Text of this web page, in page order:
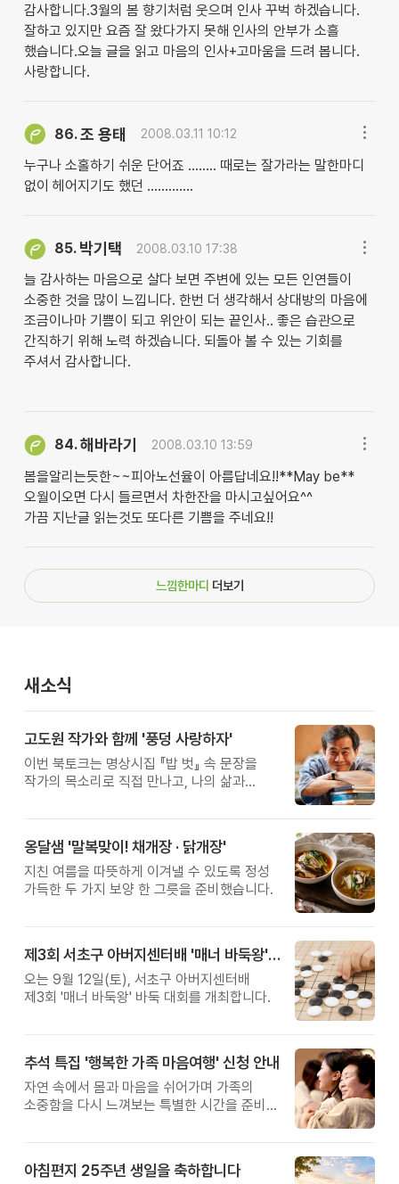
감사합니다.3월의 봄 향기처럼 웃으며 인사 꾸벅 하겠습니다.
잘하고 있지만 요즘 잘 왔다가지 못해 인사의 안부가 소흘
했습니다.오늘 글을 읽고 마음의 인사+고마움을 드려 봅니다.
사랑합니다.
86.조 용태 2008.03.11 10:12
누구나 소홀하기 쉬운 단어죠 ........ 때로는 잘가라는 말한마디
없이 헤어지기도 했던 .............
85. 박기택 2008.03.10 17:38
늘 감사하는 마음으로 살다 보면 주변에 있는 모든 인연들이
소중한 것을 많이 느낍니다. 한번 더 생각해서 상대방의 마음에
조금이나마 기쁨이 되고 위안이 되는 끝인사.. 좋은 습관으로
간직하기 위해 노력 하겠습니다. 되돌아 볼 수 있는 기회를
주셔서 감사합니다.
84.해바라기 2008.03.10 13:59
봄을알리는듯한~~피아노선율이 아름답네요!!**May be**
오월이오면 다시 들르면서 차한잔을 마시고싶어요^^
가끔 지난글 읽는것도 또다른 기쁨을 주네요!!
느낌한마디 더보기
새소식
고도원 작가와 함께 '풍덩 사랑하자'
이번 북토크는 명상시집 『밥 벗』 속 문장을
작가의 목소리로 직접 만나고, 나의 삶과
옹달샘 '말복맞이! 채개장 · 닭개장'
지친 여름을 따뜻하게 이겨낼 수 있도록 정성
가득한 두 가지 보양 한 그릇을 준비했습니다.
제3회 서초구 아버지센터배 '매너 바둑왕' 대회
오는 9월 12일(토), 서초구 아버지센터배
제3회 '매너 바둑왕' 바둑 대회를 개최합니다.
추석 특집 '행복한 가족 마음여행' 신청 안내
자연 속에서 몸과 마음을 쉬어가며 가족의
소중함을 다시 느껴보는 특별한 시간을 준비해
아침편지 25주년 생일을 축하합니다